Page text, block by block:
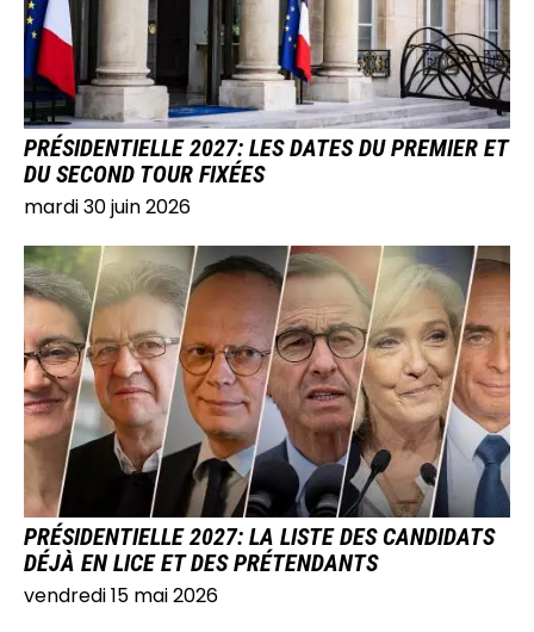
PRÉSIDENTIELLE 2027: LES DATES DU PREMIER ET
DU SECOND TOUR FIXÉES
mardi 30 juin 2026
IMAGE
PRÉSIDENTIELLE 2027: LA LISTE DES CANDIDATS
DÉJÀ EN LICE ET DES PRÉTENDANTS
vendredi 15 mai 2026